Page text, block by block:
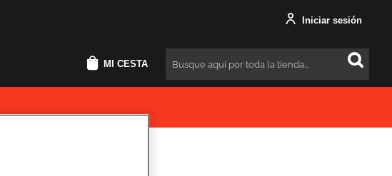
Iniciar sesión
MI CESTA Buscar